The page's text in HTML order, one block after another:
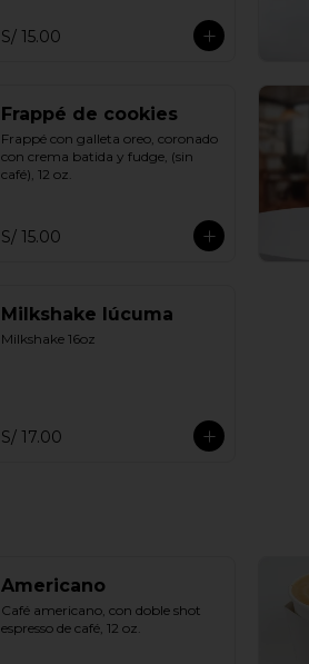
S/ 15.00
Frappé de cookies
Frappé con galleta oreo, coronado
con crema batida y fudge, (sin
café), 12 oz.
S/ 15.00
Milkshake lúcuma
Milkshake 16oz
S/ 17.00
Americano
Café americano, con doble shot
espresso de café, 12 oz.